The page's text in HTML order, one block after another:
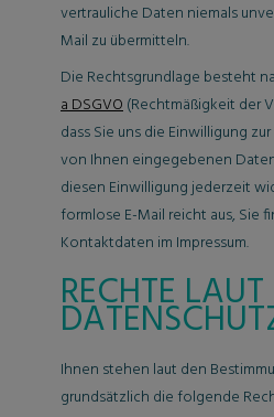
vertrauliche Daten niemals
Mail zu übermitteln.
Die Rechtsgrundlage besteht
a DSGVO(Rechtmäßigkeit der
dass Sie uns die Einwilligung
von Ihnen eingegebenen
diesen Einwilligung jederzeit
formlose E-Mail reicht aus, Sie
Kontaktdaten im Impressum.
RECHTE LAUT
Ihnen stehen laut den
grundsätzlich die folgende